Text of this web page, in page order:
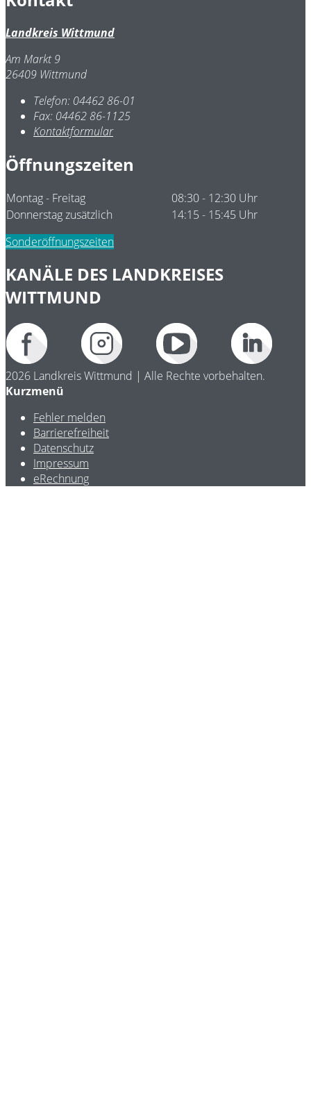
Landkreis Wittmund
Am Markt 9
26409 Wittmund
Telefon: 04462 86-01
Fax: 04462 86-1125
Kontaktformular
Öffnungszeiten
Montag - Freitag
08:30 - 12:30 Uhr
Donnerstag zusätzlich
14:15 - 15:45 Uhr
Sonderöffnungszeiten
KANÄLE DES LANDKREISES
WITTMUND
2026 Landkreis Wittmund | Alle Rechte vorbehalten.
Kurzmenü
Fehler melden
Barrierefreiheit
Datenschutz
Impressum
eRechnung